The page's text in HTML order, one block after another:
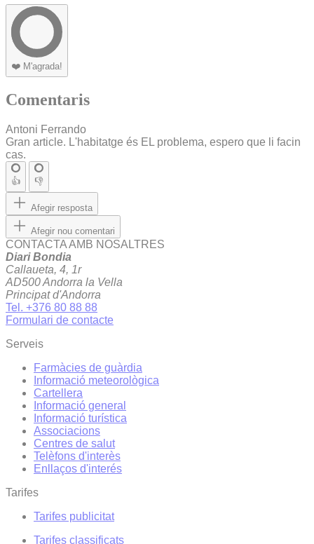
❤️ M'agrada!
Comentaris
Antoni Ferrando
Gran article. L'habitatge és EL problema, espero que li facin
cas.
👍 👎
Afegir resposta
Afegir nou comentari
CONTACTA AMB NOSALTRES
Diari Bondia
Callaueta, 4, 1r
AD500 Andorra la Vella
Principat d'Andorra
Tel. +376 80 88 88
Formulari de contacte
Serveis
Farmàcies de guàrdia
Informació meteorològica
Cartellera
Informació general
Informació turística
Associacions
Centres de salut
Telèfons d'interès
Enllaços d'interés
Tarifes
Tarifes publicitat
Tarifes classificats